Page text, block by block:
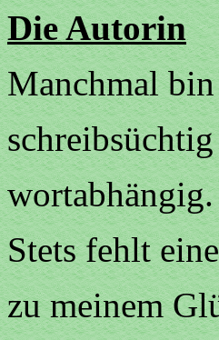
Die Autorin
Manchmal
wortabhängig.
Stets fehlt
zu meinem